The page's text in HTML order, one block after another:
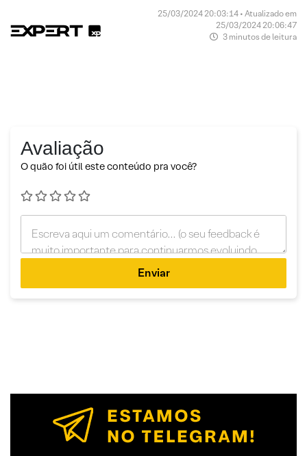
25/03/2024 20:03:14 • Atualizado em
25/03/2024 20:06:47
3 minutos de leitura
Avaliação
O quão foi útil este conteúdo pra você?
Enviar